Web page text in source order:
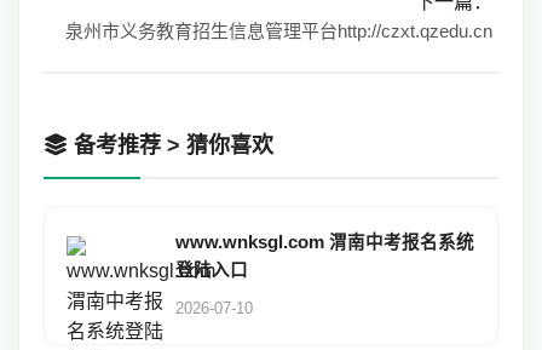
泉州市义务教育招生信息管理平台http://czxt.qzedu.cn
备考推荐 > 猜你喜欢
www.wnksgl.com 渭南中考报名系统
登陆入口
2026-07-10